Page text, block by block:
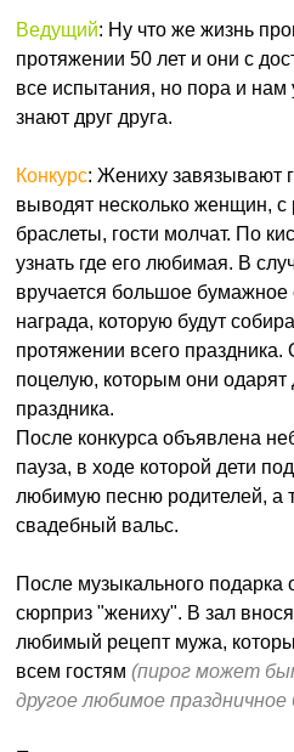
Ведущий: Ну что же жизнь
протяжении 50 лет и они с
все испытания, но пора и нам
знают друг друга.
Конкурс: Жениху завязывают
выводят несколько женщин, с
браслеты, гости молчат. По
узнать где его любимая. В
вручается большое бумажное
награда, которую будут
протяжении всего
поцелую, которым они одарят
праздника.
После конкурса объявлена
пауза, в ходе которой дети
любимую песню родителей, а
свадебный вальс.
После музыкального подарка
сюрприз "жениху". В зал
любимый рецепт мужа,
всем гостям(пирог может
другое любимое праздничное